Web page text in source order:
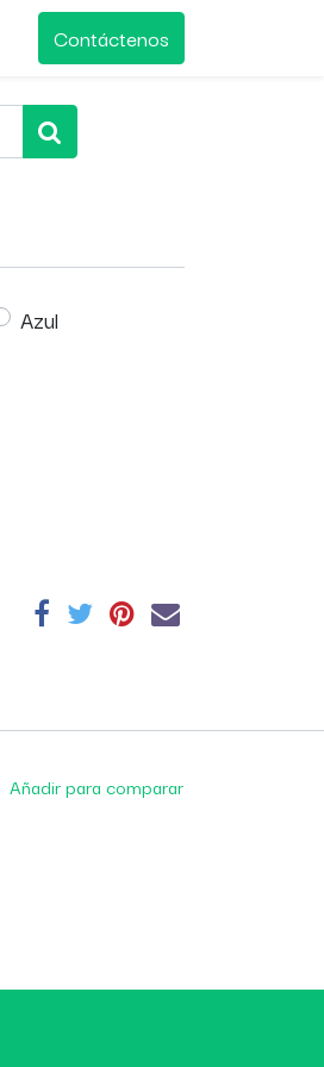
Contáctenos
Azul
Añadir para comparar